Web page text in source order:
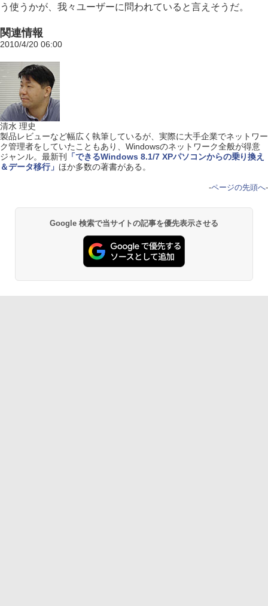
う使うかが、我々ユーザーに問われていると言えそうだ。
関連情報
2010/4/20 06:00
清水 理史
製品レビューなど幅広く執筆しているが、実際に大手企業でネットワー
ク管理者をしていたこともあり、Windowsのネットワーク全般が得意
ジャンル。最新刊
「できるWindows 8.1/7 XPパソコンからの乗り換え
＆データ移行」 ほか多数の著書がある。
-ページの先頭へ-
Google 検索で当サイトの記事を優先表示させる